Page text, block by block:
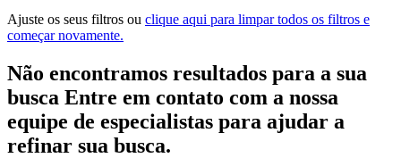
Ajuste os seus filtros ou clique aqui para limpar todos os filtros e
começar novamente.
Não encontramos resultados para a sua
busca Entre em contato com a nossa
equipe de especialistas para ajudar a
refinar sua busca.